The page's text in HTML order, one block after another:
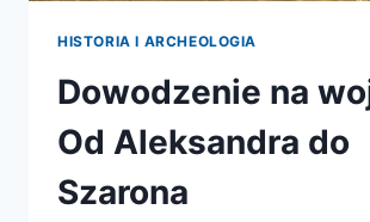
HISTORIA I ARCHEOLOGIA
Dowodzenie na
Od Aleksandra do
Szarona